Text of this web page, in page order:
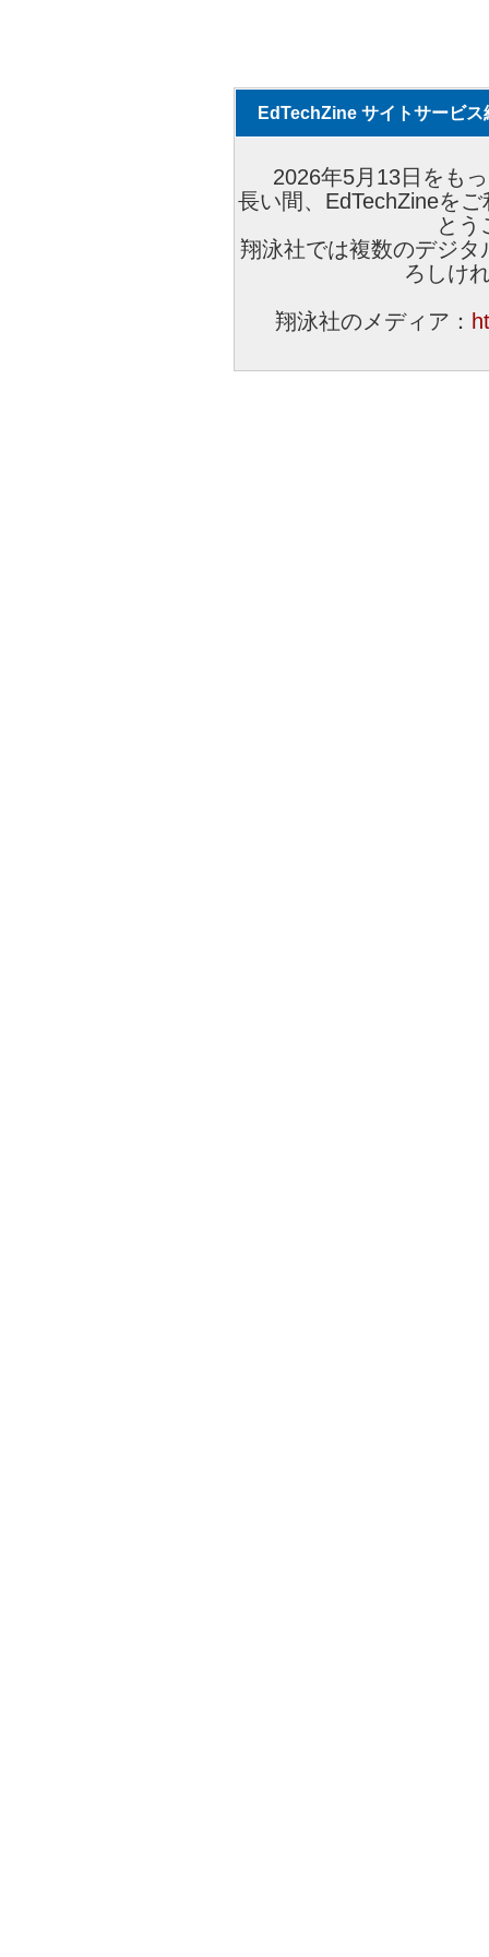
EdTechZine サイトサービス
2026年5月13日をも
長い間、EdTechZineを
とう
翔泳社では複数のデジ
ろしけ
翔泳社のメディア：